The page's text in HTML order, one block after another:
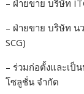
– ฝ่ายขาย บริษัท
– ฝ่ายขาย บริษัท น
SCG)
– ร่วมก่อตั้งและเป็
โซลูชั่น จำกัด